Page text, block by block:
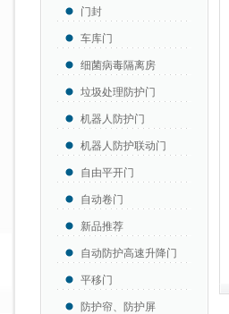
门封
车库门
细菌病毒隔离房
垃圾处理防护门
机器人防护门
机器人防护联动门
自由平开门
自动卷门
新品推荐
自动防护高速升降门
平移门
防护帘、防护屏